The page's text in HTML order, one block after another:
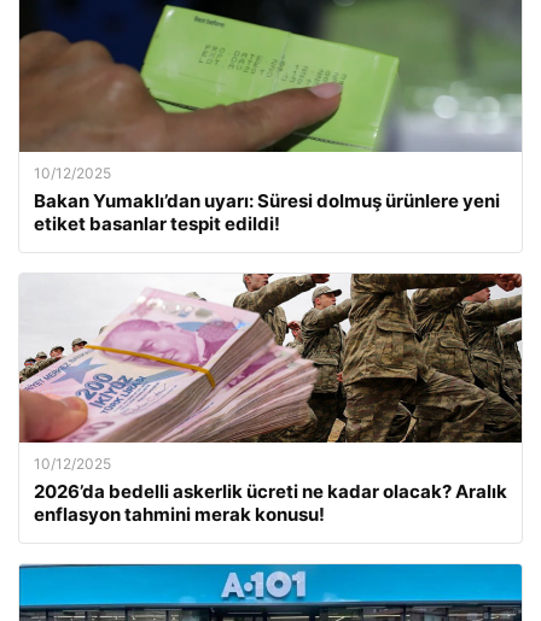
10/12/2025
Bakan Yumaklı’dan uyarı: Süresi dolmuş ürünlere yeni
etiket basanlar tespit edildi!
10/12/2025
2026’da bedelli askerlik ücreti ne kadar olacak? Aralık
enflasyon tahmini merak konusu!